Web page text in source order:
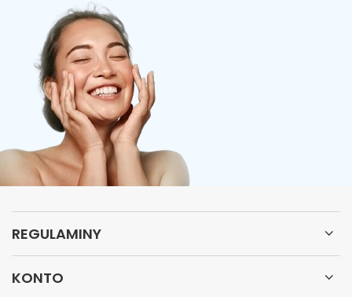
REGULAMINY
KONTO